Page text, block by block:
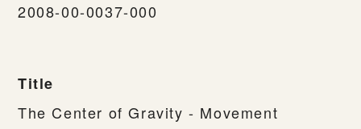
2008-00-0037-000
Title
The Center of Gravity - Movement